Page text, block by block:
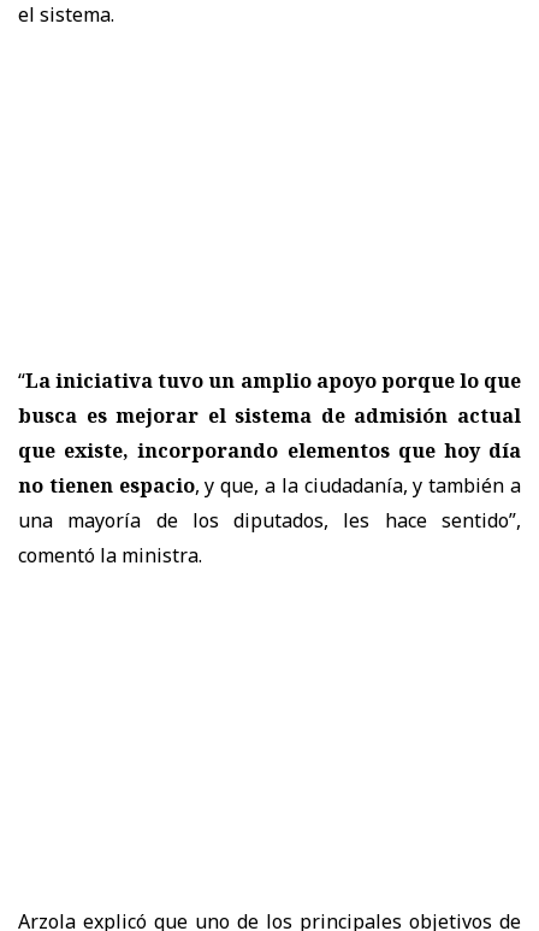
el sistema.
“La iniciativa tuvo un amplio apoyo porque lo que
busca es mejorar el sistema de admisión actual
que existe, incorporando elementos que hoy día
no tienen espacio, y que, a la ciudadanía, y también a
una mayoría de los diputados, les hace sentido”,
comentó la ministra.
Arzola explicó que uno de los principales objetivos de